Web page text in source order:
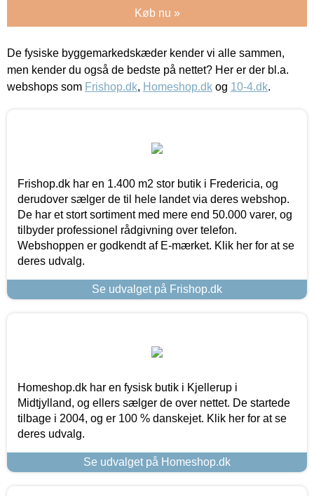
Køb nu »
De fysiske byggemarkedskæder kender vi alle sammen,
men kender du også de bedste på nettet? Her er der bl.a.
webshops som Frishop.dk, Homeshop.dk og 10-4.dk.
Frishop.dk har en 1.400 m2 stor butik i Fredericia, og
derudover sælger de til hele landet via deres webshop.
De har et stort sortiment med mere end 50.000 varer, og
tilbyder professionel rådgivning over telefon.
Webshoppen er godkendt af E-mærket. Klik her for at se
deres udvalg.
Se udvalget på Frishop.dk
Homeshop.dk har en fysisk butik i Kjellerup i
Midtjylland, og ellers sælger de over nettet. De startede
tilbage i 2004, og er 100 % danskejet. Klik her for at se
deres udvalg.
Se udvalget på Homeshop.dk